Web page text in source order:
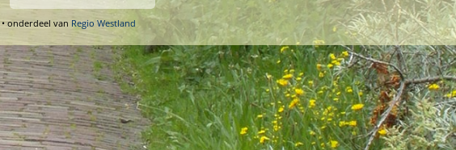
• onderdeel van Regio Westland